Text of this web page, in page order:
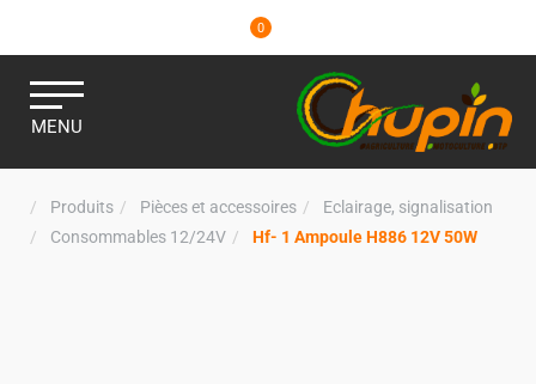
0
MENU
Produits Pièces et accessoires
Eclairage, signalisation
Consommables 12/24V
Hf- 1 Ampoule H886 12V 50W